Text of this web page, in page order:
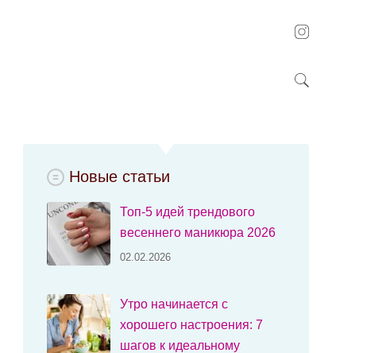
Новые статьи
Топ-5 идей трендового
весеннего маникюра 2026
02.02.2026
Утро начинается с
хорошего настроения: 7
шагов к идеальному